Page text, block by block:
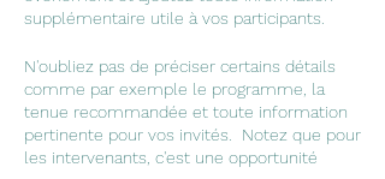
supplémentaire utile à vos participants.
N'oubliez pas de préciser certains détails
comme par exemple le programme, la
tenue recommandée et toute information
pertinente pour vos invités. Notez que pour
les intervenants, c'est une opportunité